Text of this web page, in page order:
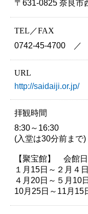
〒631-0825 奈良市
TEL／FAX
0742-45-4700 ／
URL
http://saidaiji.or.jp/
拝観時間
8:30～16:30
(入堂は30分前まで)
【聚宝館】 会館
１月15日～２月４日
４月20日～５月10日
10月25日～11月15